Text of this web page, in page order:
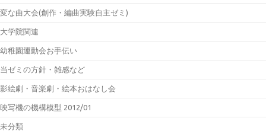
変な曲大会(創作・編曲実験自主ゼミ)
大学院関連
幼稚園運動会お手伝い
当ゼミの方針・雑感など
影絵劇・音楽劇・絵本おはなし会
映写機の機構模型 2012/01
未分類